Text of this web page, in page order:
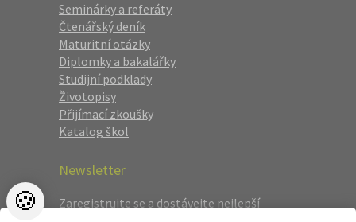
Seminárky a referáty
Čtenářský deník
Maturitní otázky
Diplomky a bakalářky
Studijní podklady
Životopisy
Přijímací zkoušky
Katalog škol
Newsletter
Zaregistrujte se a dostávejte nejlepší
🍪